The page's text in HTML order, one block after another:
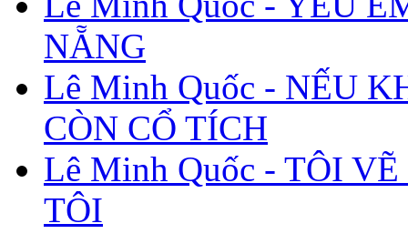
NẴNG
Lê Minh Quốc - NẾU
CÒN CỔ TÍCH
Lê Minh Quốc - TÔI
TÔI